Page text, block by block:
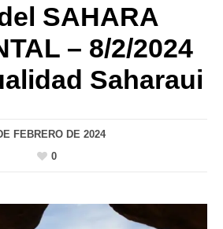
SAHARA
– 8/2/2024
Saharaui
FEBRERO DE 2024
0